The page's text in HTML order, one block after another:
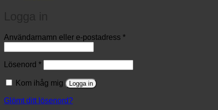
Användarnamn eller e-postadress *Obligatoriskt
Lösenord *Obligatoriskt
Kom ihåg mig Logga in
Glömt ditt lösenord?